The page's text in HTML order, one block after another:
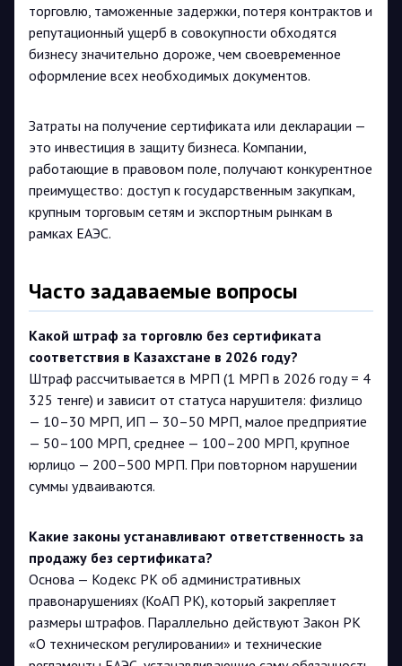
торговлю, таможенные задержки, потеря контрактов и
репутационный ущерб в совокупности обходятся
бизнесу значительно дороже, чем своевременное
оформление всех необходимых документов.
Затраты на получение сертификата или декларации —
это инвестиция в защиту бизнеса. Компании,
работающие в правовом поле, получают конкурентное
преимущество: доступ к государственным закупкам,
крупным торговым сетям и экспортным рынкам в
рамках ЕАЭС.
Часто задаваемые вопросы
Какой штраф за торговлю без сертификата
соответствия в Казахстане в 2026 году?
Штраф рассчитывается в МРП (1 МРП в 2026 году = 4
325 тенге) и зависит от статуса нарушителя: физлицо
— 10–30 МРП, ИП — 30–50 МРП, малое предприятие
— 50–100 МРП, среднее — 100–200 МРП, крупное
юрлицо — 200–500 МРП. При повторном нарушении
суммы удваиваются.
Какие законы устанавливают ответственность за
продажу без сертификата?
Основа — Кодекс РК об административных
правонарушениях (КоАП РК), который закрепляет
размеры штрафов. Параллельно действуют Закон РК
«О техническом регулировании» и технические